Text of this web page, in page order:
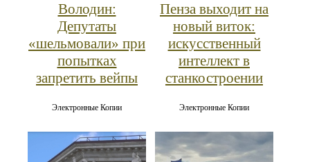
Володин:
Депутаты
«шельмовали» при
попытках
запретить вейпы
Электронные Копии
Пенза выходит на
новый виток:
искусственный
интеллект в
станкостроении
Электронные Копии